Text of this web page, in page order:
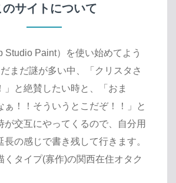
のサイトについて
Studio Paint）を使い始めてよう
まだ謎が多い中、「クリスタさ
」と絶賛したい時と、「おま
ぁ！！そういうとこだぞ！！」と
が交互にやってくるので、自分用
長の感じで書き残して行きます。
くタイプ(寡作)の関西在住オタク